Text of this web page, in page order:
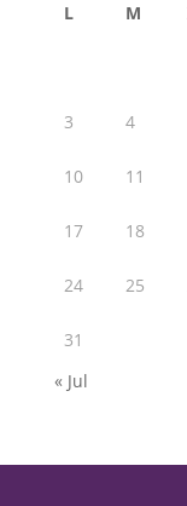
L M
3 4
10 11
17 18
24 25
31
« Jul